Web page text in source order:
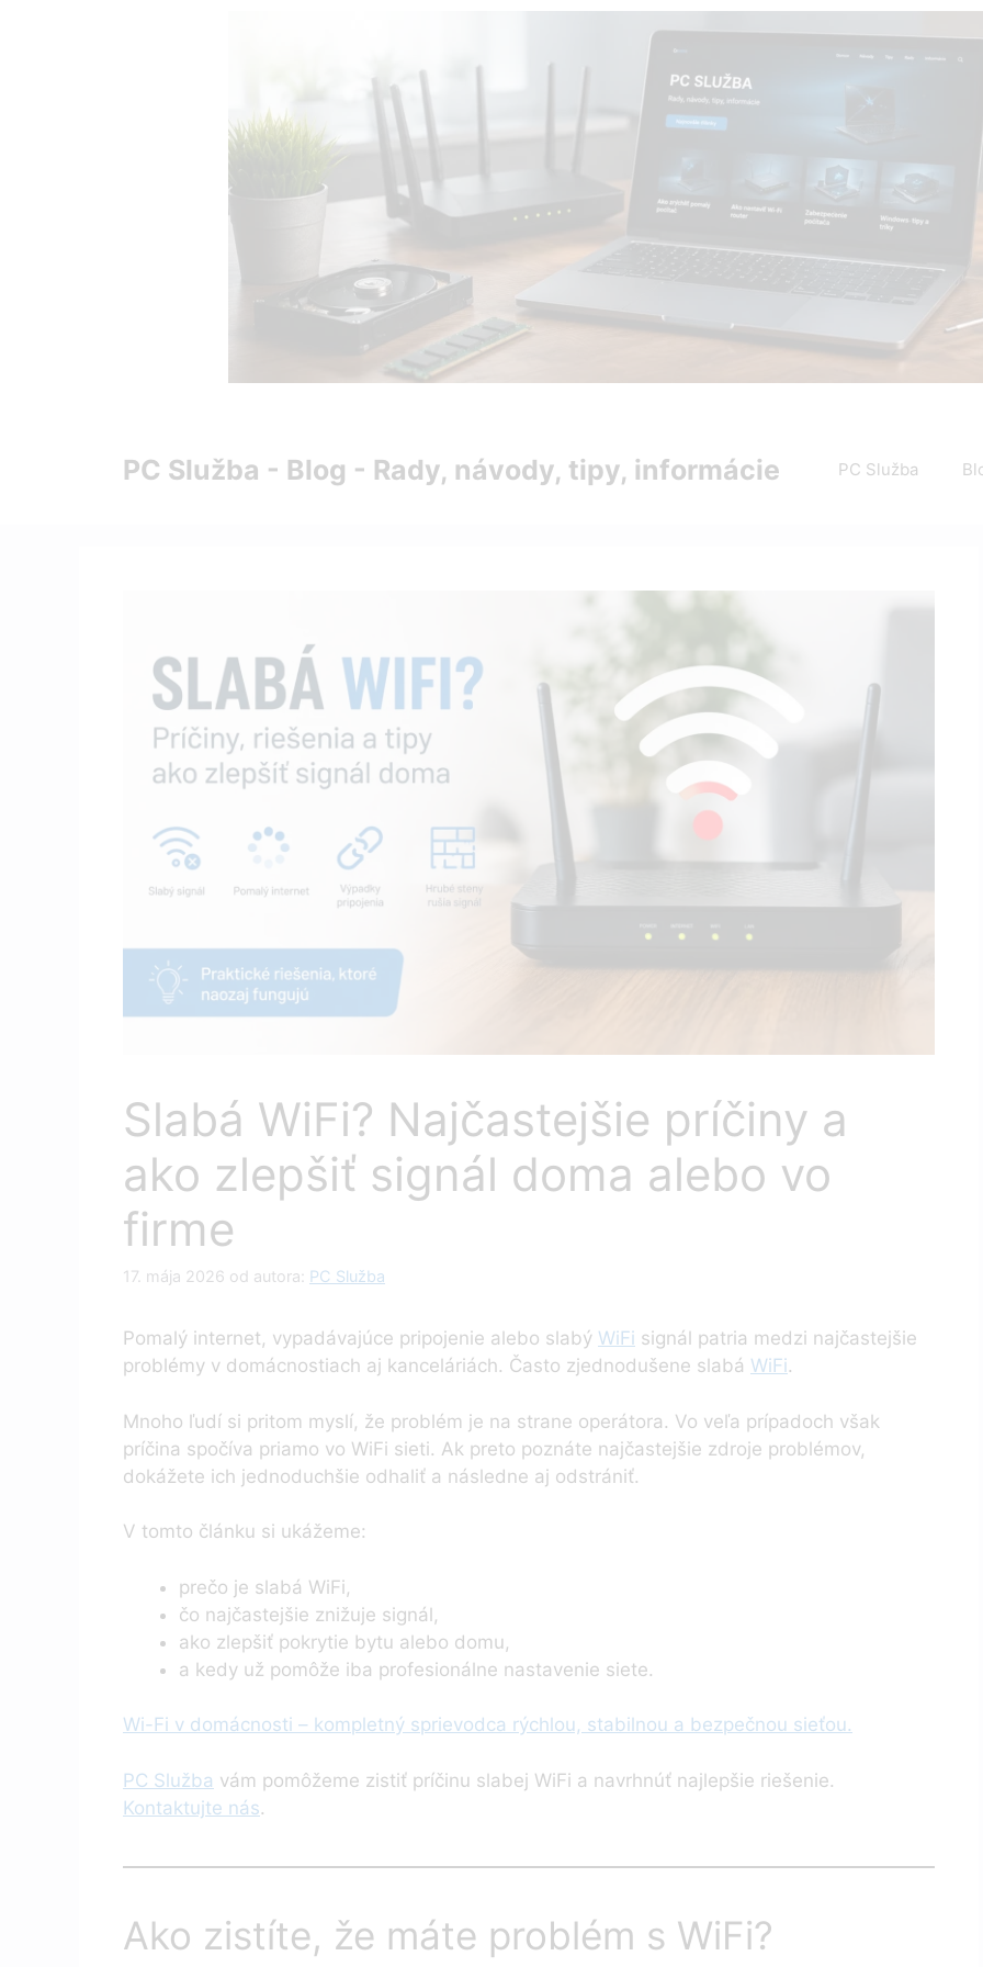
PC Služba - Blog - Rady, návody, tipy, informácie PC Služba
Slabá WiFi? Najčastejšie príčiny a
ako zlepšiť signál doma alebo vo
firme
17. mája 2026 od autora: PC Služba
Pomalý internet, vypadávajúce pripojenie alebo slabý WiFi signál patria medzi najčastejšie
problémy v domácnostiach aj kanceláriách. Často zjednodušene slabá WiFi.
Mnoho ľudí si pritom myslí, že problém je na strane operátora. Vo veľa prípadoch však
príčina spočíva priamo vo WiFi sieti. Ak preto poznáte najčastejšie zdroje problémov,
dokážete ich jednoduchšie odhaliť a následne aj odstrániť.
V tomto článku si ukážeme:
prečo je slabá WiFi,
čo najčastejšie znižuje signál,
ako zlepšiť pokrytie bytu alebo domu,
a kedy už pomôže iba profesionálne nastavenie siete.
Wi-Fi v domácnosti – kompletný sprievodca rýchlou, stabilnou a bezpečnou sieťou.
PC Služba vám pomôžeme zistiť príčinu slabej WiFi a navrhnúť najlepšie riešenie.
Kontaktujte nás.
Ako zistíte, že máte problém s WiFi?